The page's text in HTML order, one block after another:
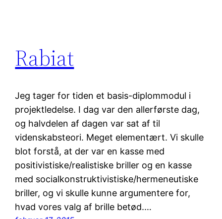
Rabiat
Jeg tager for tiden et basis-diplommodul i
projektledelse. I dag var den allerførste dag,
og halvdelen af dagen var sat af til
videnskabsteori. Meget elementært. Vi skulle
blot forstå, at der var en kasse med
positivistiske/realistiske briller og en kasse
med socialkonstruktivistiske/hermeneutiske
briller, og vi skulle kunne argumentere for,
hvad vores valg af brille betød.…